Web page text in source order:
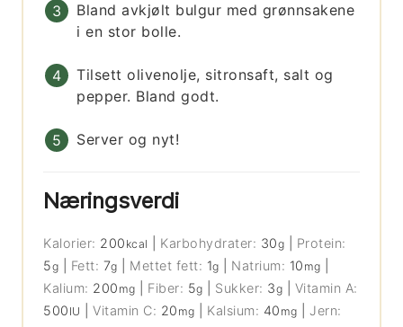
Bland avkjølt bulgur med grønnsakene
i en stor bolle.
Tilsett olivenolje, sitronsaft, salt og
pepper. Bland godt.
Server og nyt!
Næringsverdi
Kalorier: 200 kcal Karbohydrater: 30g
Protein:
5g Fett: 7g Mettet fett: 1g Natrium: 10 mg
Kalium: 200 mg Fiber: 5g Sukker: 3g
Vitamin A:
500 IU |Vitamin C: 20 mg Kalsium: 40 mg |Jern: